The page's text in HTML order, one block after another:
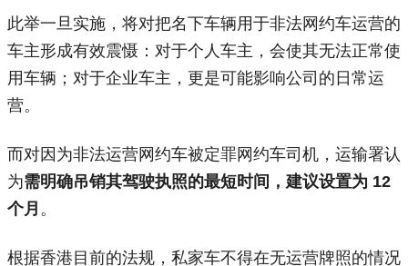
此举一旦实施，将对把名下车辆用于非法网约车运营的
车主形成有效震慑：对于个人车主，会使其无法正常使
用车辆；对于企业车主，更是可能影响公司的日常运
营。
而对因为非法运营网约车被定罪网约车司机，运输署认
为需明确吊销其驾驶执照的最短时间，建议设置为 12
个月 。
根据香港目前的法规，私家车不得在无运营牌照的情况